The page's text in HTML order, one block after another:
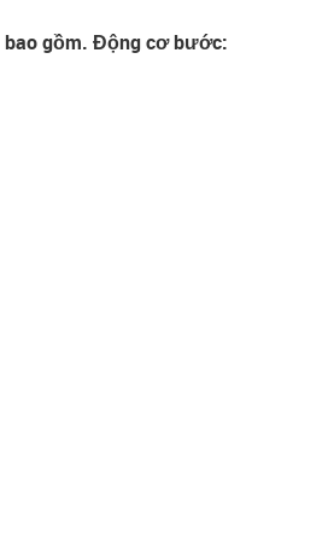
gồm. Động cơ bước: